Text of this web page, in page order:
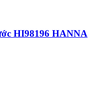
HI98196 HANNA